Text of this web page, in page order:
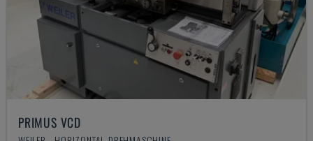
PRIMUS VCD